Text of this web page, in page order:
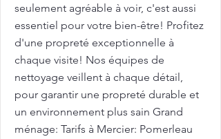
seulement agréable à voir, c'est aussi
essentiel pour votre bien-être! Profitez
d'une propreté exceptionnelle à
chaque visite! Nos équipes de
nettoyage veillent à chaque détail,
pour garantir une propreté durable et
un environnement plus sain Grand
ménage: Tarifs à Mercier: Pomerleau